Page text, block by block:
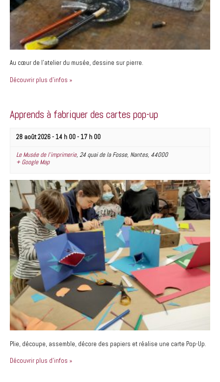
Au cœur de l’atelier du musée, dessine sur pierre.
Découvrir plus d'infos »
Apprends à fabriquer des cartes pop-up
28 août 2026 - 14 h 00- 17 h 00
Le Musée de l’imprimerie, 24 quai de la Fosse, Nantes, 44000
+ Google Map
Plie, découpe, assemble, décore des papiers et réalise une carte Pop-Up.
Découvrir plus d'infos »